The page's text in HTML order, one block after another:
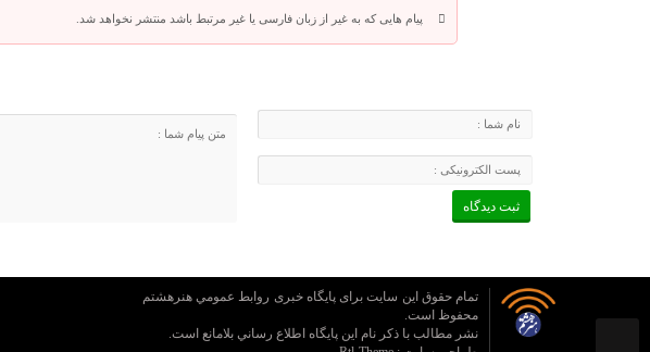
پیام هایی که به غیر از زبان فارسی یا غیر مرتبط باشد منتشر نخواهد شد.
تمام حقوق این سایت برای پایگاه خبری روابط عمومي هنرهشتم
محفوظ است.
نشر مطالب با ذکر نام اين پايگاه اطلاع رساني بلامانع است.